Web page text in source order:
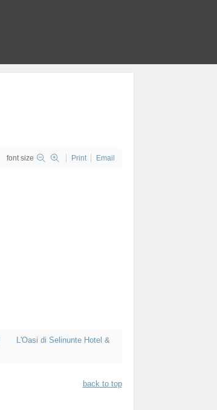
font size Print Email
L'Oasi di Selinunte Hotel &
back to top